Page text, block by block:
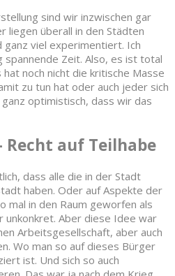
sind wir inzwischen gar
liegen überall in den Städten
viel experimentiert. Ich
spannende Zeit. Also, es ist total
hat noch nicht die kritische Masse
zu tun hat oder auch jeder sich
optimistisch, dass wir das
Recht auf Teilhabe
dass alle die in der Stadt
haben. Oder auf Aspekte der
mal in den Raum geworfen als
unkonkret. Aber diese Idee war
Arbeitsgesellschaft, aber auch
Wo man so auf dieses Bürger
ist. Und sich so auch